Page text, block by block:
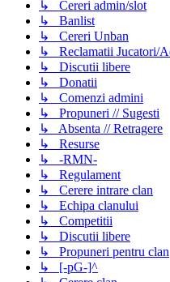
↳ Cereri admin/slot
↳ Banlist
↳ Cereri Unban
↳ Reclamatii Jucatori/
↳ Discutii libere
↳ Donatii
↳ Comenzi admini
↳ Propuneri // Sugesti
↳ Absenta // Retragere
↳ Resurse
↳ -RMN-
↳ Regulament
↳ Cerere intrare clan
↳ Echipa clanului
↳ Competitii
↳ Discutii libere
↳ Propuneri pentru clan
↳ [-pG-]^